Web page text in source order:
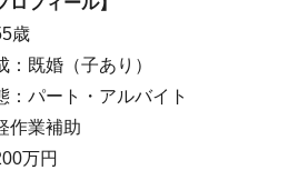
歳
：既婚（子あり）
：パート・アルバイト
作業補助
万円